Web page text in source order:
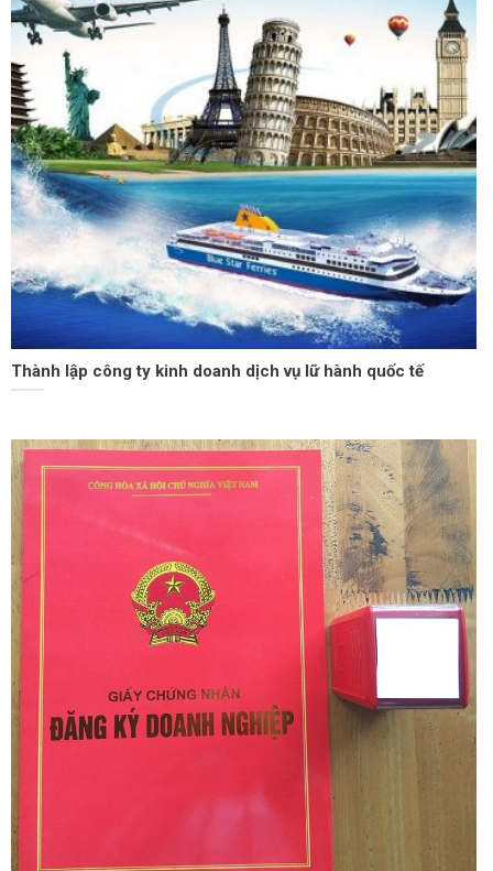
Thành lập công ty kinh doanh dịch vụ lữ hành quốc tế